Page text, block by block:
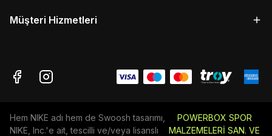
Müşteri Hizmetleri
Hem NIKE adı hem de Swoosh tasarımı,
NIKE, Inc.'e ait, tescilli ve/veya lisanslı
POWERBOX SPOR
MALZEMELERİ SAN. VE